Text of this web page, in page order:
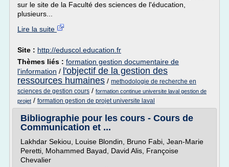
sur le site de la Faculté des sciences de l'éducation,
plusieurs...
Lire la suite
Site : http://eduscol.education.fr
Thèmes liés : formation gestion documentaire de
l'information / l'objectif de la gestion des
ressources humaines / methodologie de recherche en
sciences de gestion cours / formation continue universite laval gestion de
projet / formation gestion de projet universite laval
Bibliographie pour les cours - Cours de
Communication et ...
Lakhdar Sekiou, Louise Blondin, Bruno Fabi, Jean-Marie
Peretti, Mohammed Bayad, David Alis, Françoise
Chevalier